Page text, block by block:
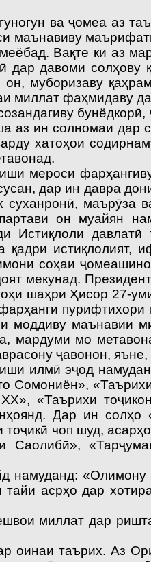
ва ҷомеа аз
маънавиву
Вақте ки аз
давоми солҳову
муборизаву
миллат фаҳмидаву
бунёдкорӣ,
аз ин солномаи дар
хатоҳои
мероси
дар ин давра
маърӯза
он муайян
истиқлолият,
соҳаи
мекунад.
шаҳри Ҳисор 27-
моддиву маънавии
мо
ҷавонон,
илмӣ эҷод
Сомониён»,
«Таърихи
Дар ин солҳо
чоп шуд,
Са­олибӣ»,
«Олимону
асрҳо дар
миллат дар
таърих. Аз